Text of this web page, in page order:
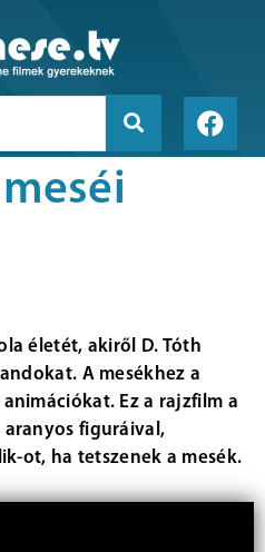
életét, akiről D. Tóth
A mesékhez a
Ez a rajzfilm a
figuráival,
ot, ha tetszenek a mesék.